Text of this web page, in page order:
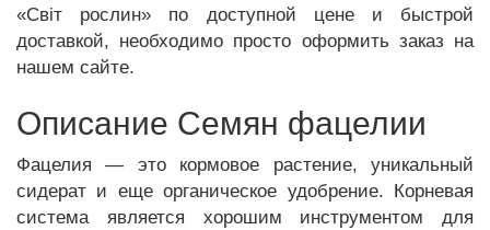
«Світ рослин» по доступной цене и быстрой
доставкой, необходимо просто оформить заказ на
нашем сайте.
Описание Семян фацелии
Фацелия — это кормовое растение, уникальный
сидерат и еще органическое удобрение. Корневая
система является хорошим инструментом для